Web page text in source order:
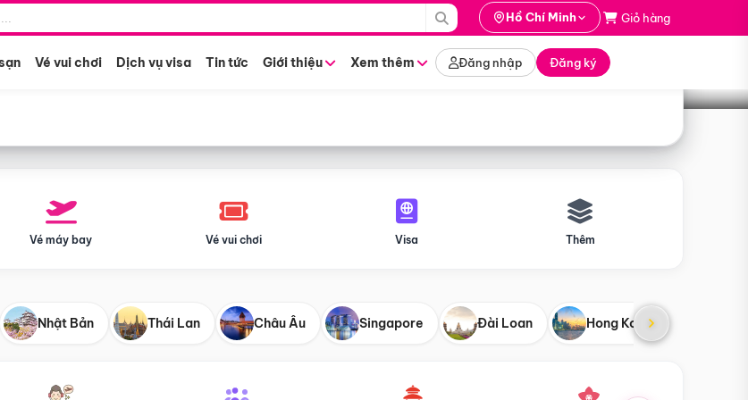
Hồ Chí Minh Giỏ hàng
Vé vui chơi Dịch vụ visa Tin tức Giới thiệu Xem thêm Đăng nhập Đăng ký
Tìm tour
Vé máy bay Vé vui chơi Visa Thêm
Nhật Bản Thái Lan Châu Âu Singapore Đài Loan Hong Kong